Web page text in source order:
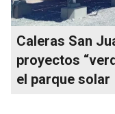
Caleras San
proyectos
el parque solar